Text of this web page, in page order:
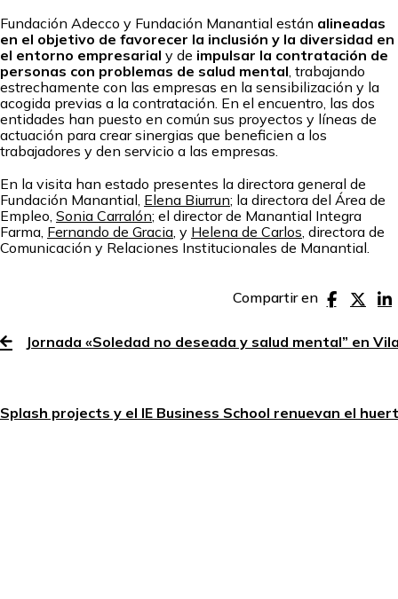
Fundación Adecco y Fundación Manantial están alineadas
en el objetivo de favorecer la inclusión y la diversidad en
el entorno empresarial y de impulsar la contratación de
personas con problemas de salud mental , trabajando
estrechamente con las empresas en la sensibilización y la
acogida previas a la contratación. En el encuentro, las dos
entidades han puesto en común sus proyectos y líneas de
actuación para crear sinergias que beneficien a los
trabajadores y den servicio a las empresas.
En la visita han estado presentes la directora general de
Fundación Manantial, Elena Biurrun; la directora del Área de
Empleo, Sonia Carralón; el director de Manantial Integra
Farma, Fernando de Gracia , y Helena de Carlos , directora de
Comunicación y Relaciones Institucionales de Manantial.
Compartir en
Jornada «Soledad no deseada y salud mental” en
Splash projects y el IE Business School renuevan el